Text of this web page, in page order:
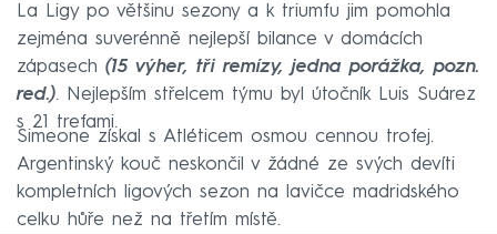
La Ligy po většinu sezony a k triumfu jim pomohla
zejména suverénně nejlepší bilance v domácích
zápasech (15 výher, tři remízy, jedna porážka, pozn.
red.). Nejlepším střelcem týmu byl útočník Luis Suárez
s 21 trefami.
Simeone získal s Atléticem osmou cennou trofej.
Argentinský kouč neskončil v žádné ze svých devíti
kompletních ligových sezon na lavičce madridského
celku hůře než na třetím místě.